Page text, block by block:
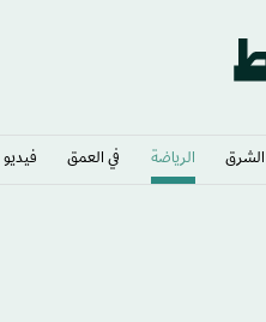
الرياضة في العمق فيديو